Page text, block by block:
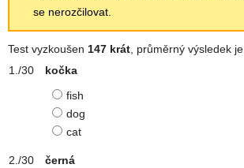
se nerozčilovat.
Test vyzkoušen 147 krát, průměrný výsledek je
kočka
fish
dog
cat
černá